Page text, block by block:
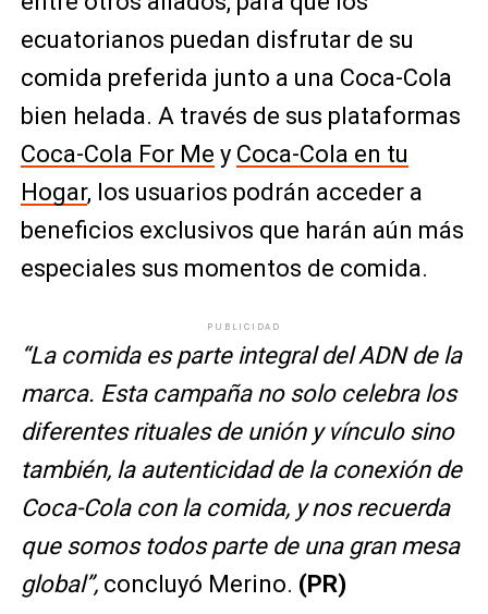
ecuatorianos puedan disfrutar de su
comida preferida junto a una Coca-Cola
bien helada. A través de sus plataformas
Coca-Cola For Me y Coca-Cola en tu
Hogar, los usuarios podrán acceder a
beneficios exclusivos que harán aún más
especiales sus momentos de comida.
PUBLICIDAD
“La comida es parte integral del ADN de la
marca. Esta campaña no solo celebra los
diferentes rituales de unión y vínculo sino
también, la autenticidad de la conexión de
Coca-Cola con la comida, ynos recuerda
que somos todos parte de una gran mesa
global”, concluyó Merino. (PR)